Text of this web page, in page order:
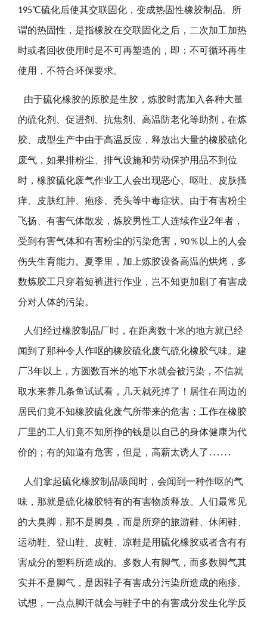
195℃硫化后使其交联固化，变成热固性橡胶制品。所
谓的热固性，是指橡胶在交联固化之后，二次加工加热
时或者回收使用时是不可再塑造的，即：不可循环再生
使用，不符合环保要求。
由于硫化橡胶的原胶是生胶，炼胶时需加入各种大量
的硫化剂、促进剂、抗焦剂、高温防老化等助剂，在炼
胶、成型生产中由于高温反应，释放出大量的橡胶硫化
废气，如果排粉尘、排气设施和劳动保护用品不到位
时，橡胶硫化废气作业工人会出现恶心、呕吐、皮肤搔
痒、皮肤红肿、疱疹、秃头等中毒症状。由于有害粉尘
飞扬、有害气体散发，炼胶男性工人连续作业2年者，
受到有害气体和有害粉尘的污染危害， 90％以上的人会
伤失生育能力。夏季里，加上炼胶设备高温的烘烤，多
数炼胶工只穿着短裤进行作业，岂不知更加剧了有害成
分对人体的污染。
人们经过橡胶制品厂时，在距离数十米的地方就已经
闻到了那种令人作呕的橡胶硫化废气硫化橡胶气味。建
厂3年以上，方圆数百米的地下水就会被污染，不信就
取水来养几条鱼试试看，几天就死掉了！居住在周边的
居民们竟不知橡胶硫化废气所带来的危害；工作在橡胶
厂里的工人们竟不知所挣的钱是以自己的身体健康为代
价的；有的知道有危害，但是，高薪太诱人了 ……
人们拿起硫化橡胶制品吸闻时，会闻到一种作呕的气
味，那就是硫化橡胶特有的有害物质释放。人们最常见
的大臭脚，那不是脚臭，而是所穿的旅游鞋、休闲鞋、
运动鞋、登山鞋、皮鞋、凉鞋是用硫化橡胶或者含有有
害成分的塑料所造成的。多数人有脚气，而多数脚气其
实并不是脚气，是因鞋子有害成分污染所造成的疱疹。
试想，一点点脚汗就会与鞋子中的有害成分发生化学反